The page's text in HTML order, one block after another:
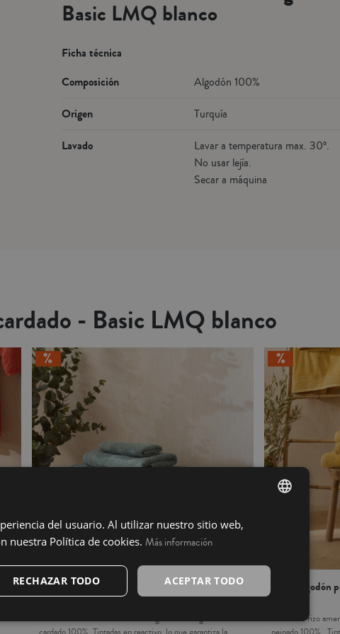
Basic LMQ blanco
Ficha técnica
Composición
Algodón 100%
Origen Turquía
Lavado
Lavar a temperatura max. 30º.
No usar lejía.
Secar a máquina
- Basic LMQ blanco
Toalla algodón cardado - Basic LMQ pino
Toallas de rizo americano de 500grs/m2 de algodón
Toalla
Toallas de rizo
del usuario. Al utilizar nuestro sitio web,
nuestra Política de cookies. Más información
ACEPTAR TODO
RECHAZAR TODO